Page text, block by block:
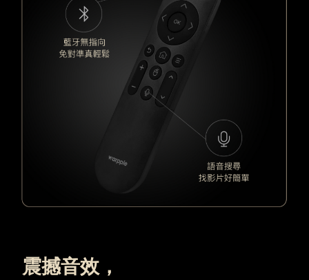
震撼音效，